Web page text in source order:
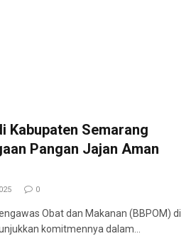
Kabupaten Semarang
Pangan Jajan Aman
0
Obat dan Makanan (BBPOM) di
komitmennya dalam…